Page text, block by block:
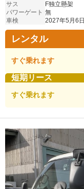
サス
F独立懸架
パワーゲート 無
車検
2027年5月6日
レンタル
すぐ乗れます
短期リース
すぐ乗れます